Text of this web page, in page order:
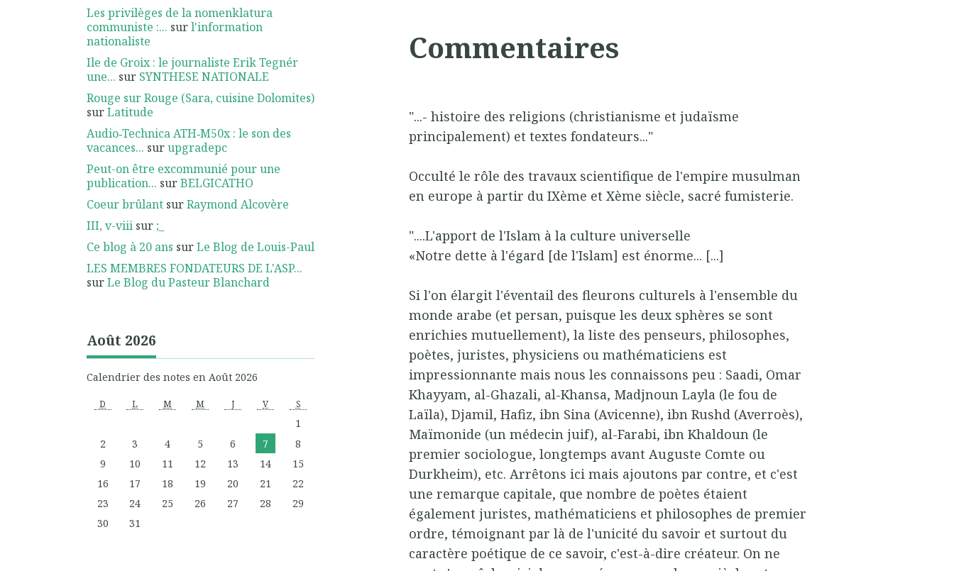
Les privilèges de la nomenklatura
communiste :... surl'information
nationaliste
Ile de Groix : le journaliste Erik Tegnér
une... sur SYNTHESE NATIONALE
Rouge sur Rouge (Sara, cuisine Dolomites)
surLatitude
Audio‑Technica ATH‑M50x : le son des
vacances... surupgradepc
Peut-on être excommunié pour une
publication... surBELGICATHO
Coeur brûlant surRaymond Alcovère
III, v-viii sur ;_
Ce blog à 20 ans surLe Blog de Louis-Paul
LES MEMBRES FONDATEURS DE L'ASP...
surLe Blog du Pasteur Blanchard
Août 2026
Calendrier des notes en Août 2026
D L M M J V S
1
2
3 4 5 6 7
8
9
10 11 12 13 14
15
16
17 18 19 20 21
22
23
24 25 26 27 28
29
30
31
Commentaires
"...- histoire des religions (christianisme et judaïsme
principalement) et textes fondateurs..."
Occulté le rôle des travaux scientifique de l'empire musulman
en europe à partir du IXème et Xème siècle, sacré fumisterie.
"....L'apport de l'Islam à la culture universelle
«Notre dette à l'égard [de l'Islam] est énorme... [...]
Si l'on élargit l'éventail des fleurons culturels à l'ensemble du
monde arabe (et persan, puisque les deux sphères se sont
enrichies mutuellement), la liste des penseurs, philosophes,
poètes, juristes, physiciens ou mathématiciens est
impressionnante mais nous les connaissons peu : Saadi, Omar
Khayyam, al-Ghazali, al-Khansa, Madjnoun Layla (le fou de
Laïla), Djamil, Hafiz, ibn Sina (Avicenne), ibn Rushd (Averroès),
Maïmonide (un médecin juif), al-Farabi, ibn Khaldoun (le
premier sociologue, longtemps avant Auguste Comte ou
Durkheim), etc. Arrêtons ici mais ajoutons par contre, et c'est
une remarque capitale, que nombre de poètes étaient
également juristes, mathématiciens et philosophes de premier
ordre, témoignant par là de l'unicité du savoir et surtout du
caractère poétique de ce savoir, c'est-à-dire créateur. On ne